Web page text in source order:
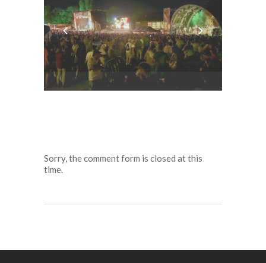
Sorry, the comment form is closed at this
time.